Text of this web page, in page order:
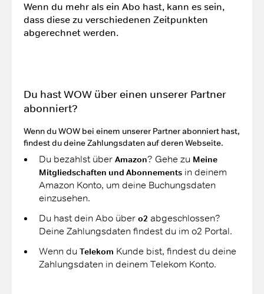
Wenn du mehr als ein Abo hast, kann es sein,
dass diese zu verschiedenen Zeitpunkten
abgerechnet werden.
Du hast WOW über einen unserer Partner
abonniert?
Wenn du WOW bei einem unserer Partner abonniert hast,
findest du deine Zahlungsdaten auf deren Webseite.
Du bezahlst über Amazon? Gehe zu Meine
Mitgliedschaften und Abonnements in deinem
Amazon Konto, um deine Buchungsdaten
einzusehen.
Du hast dein Abo über o2 abgeschlossen?
Deine Zahlungsdaten findest du im o2 Portal.
Wenn du Telekom Kunde bist, findest du deine
Zahlungsdaten in deinem Telekom Konto.